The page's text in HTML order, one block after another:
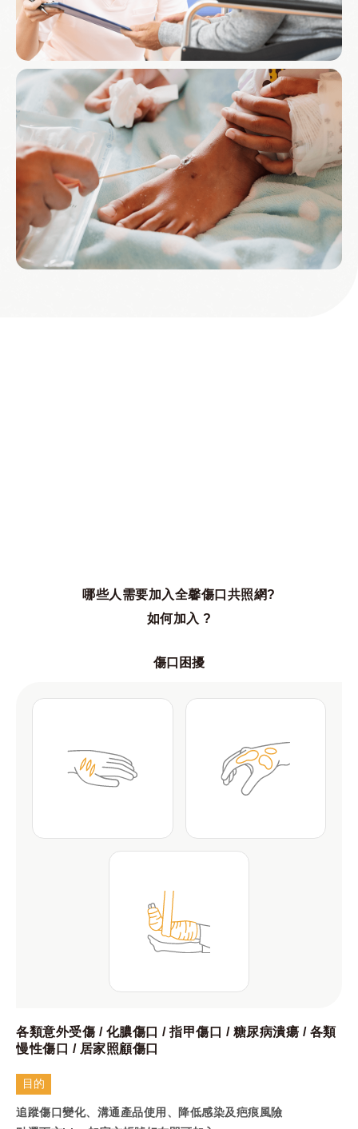
哪些人需要加入全馨傷口共照網?
如何加入 ?
傷口困擾
各類意外受傷 / 化膿傷口 / 指甲傷口 / 糖尿病潰瘍 / 各類
慢性傷口 / 居家照顧傷口
目的
追蹤傷口變化、溝通產品使用、降低感染及疤痕風險